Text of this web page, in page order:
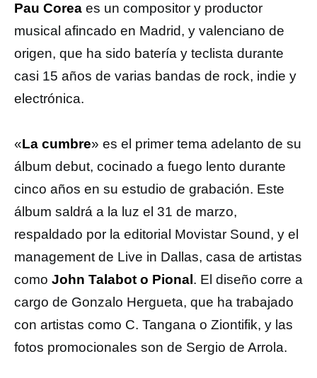
Pau Corea es un compositor y productor
musical afincado en Madrid, y valenciano de
origen, que ha sido batería y teclista durante
casi 15 años de varias bandas de rock, indie y
electrónica.
«La cumbre» es el primer tema adelanto de su
álbum debut, cocinado a fuego lento durante
cinco años en su estudio de grabación. Este
álbum saldrá a la luz el 31 de marzo,
respaldado por la editorial Movistar Sound, y el
management de Live in Dallas, casa de artistas
como John Talabot o Pional . El diseño corre a
cargo de Gonzalo Hergueta, que ha trabajado
con artistas como C. Tangana o Ziontifik, y las
fotos promocionales son de Sergio de Arrola.